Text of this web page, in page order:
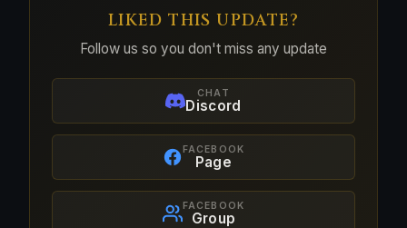
LIKED THIS UPDATE?
Follow us so you don't miss any update
CHAT
Discord
FACEBOOK
Page
FACEBOOK
Group